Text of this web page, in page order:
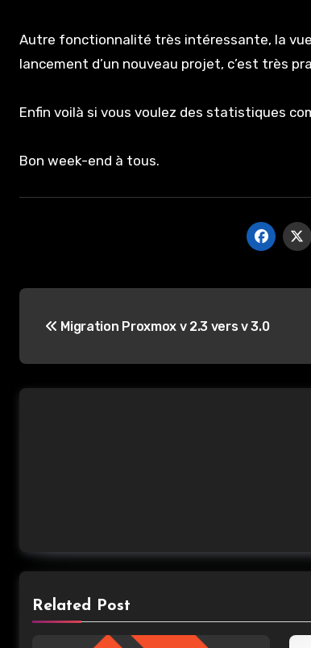
Autre fonctionnalité très intéressante, la
lancement d’un nouveau projet, c’est très
Enfin voilà si vous voulez des statistiques
Bon week-end à tous.
de
l’article
Migration Proxmox v 2.3 vers v 3.0
Related Post